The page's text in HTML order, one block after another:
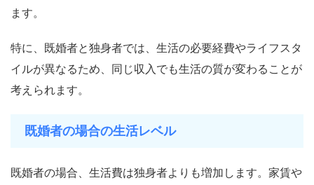
ます。
特に、既婚者と独身者では、生活の必要経費やライフスタ
イルが異なるため、同じ収入でも生活の質が変わることが
考えられます。
既婚者の場合の生活レベル
既婚者の場合、生活費は独身者よりも増加します。家賃や